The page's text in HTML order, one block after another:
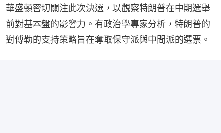
華盛頓密切關注此次決選，以觀察特朗普在中期選舉
前對基本盤的影響力。有政治學專家分析，特朗普的
對傅勒的支持策略旨在奪取保守派與中間派的選票。